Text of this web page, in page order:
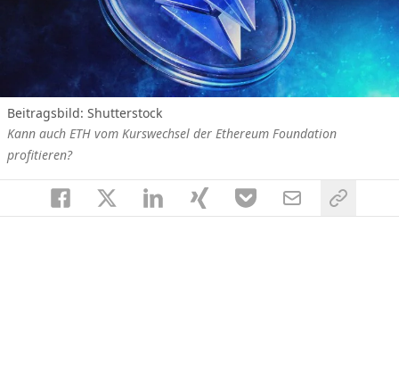
Beitragsbild: Shutterstock
Kann auch ETH vom Kurswechsel der Ethereum Foundation
profitieren?